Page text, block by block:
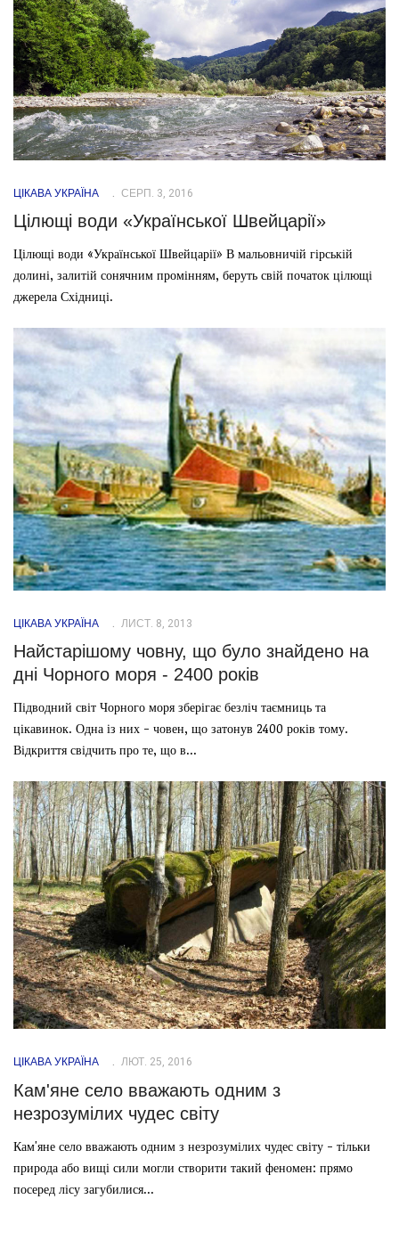
ЦІКАВА УКРАЇНА СЕРП. 3, 2016
Цілющі води «Української Швейцарії»
Цілющі води «Української Швейцарії» В мальовничій гірській
долині, залитій сонячним промінням, беруть свій початок цілющі
джерела Східниці.
ЦІКАВА УКРАЇНА ЛИСТ. 8, 2013
Найстарішому човну, що було знайдено на
дні Чорного моря - 2400 років
Підводний світ Чорного моря зберігає безліч таємниць та
цікавинок. Одна із них - човен, що затонув 2400 років тому.
Відкриття свідчить про те, що в...
ЦІКАВА УКРАЇНА ЛЮТ. 25, 2016
Кам'яне село вважають одним з
незрозумілих чудес світу
Кам'яне село вважають одним з незрозумілих чудес світу - тільки
природа або вищі сили могли створити такий феномен: прямо
посеред лісу загубилися...